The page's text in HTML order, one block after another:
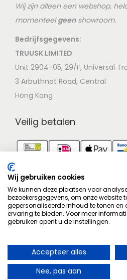
Wij zijn alleen een webshop,
momenteelgeenshowroom.
Bedrijfsgegevens:
TRUUSK LIMITED
Unit 2904-05, 29/F, Universal
3 Arbuthnot Road, Central
Hong Kong
Veilig betalen
Volg ons opFacebook!
Contactgegevens zijn
Goedgekeurd op
Juridisch gecontroleerd.
Geschilbemiddeling
Aangesloten bij een
Stel hier je vraag
U heeft het recht om uw aankoop
Bestelling
Wij gebruiken cookies
We kunnen deze plaatsen voor
bezoekersgegevens, om onze website
gepersonaliseerde inhoud te tonen en
ervaring te bieden. Voor meer
gebruiken opent u de instellingen.
Accepteer alles
Nee, pas aan